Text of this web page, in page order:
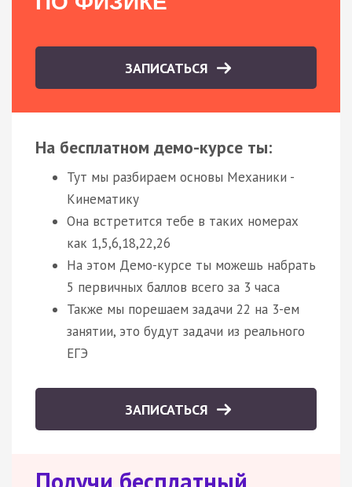
ЗАПИСАТЬСЯ
На бесплатном демо-курсе ты:
Тут мы разбираем основы Механики -
Кинематику
Она встретится тебе в таких номерах
как 1,5,6,18,22,26
На этом Демо-курсе ты можешь набрать
5 первичных баллов всего за 3 часа
Также мы порешаем задачи 22 на 3-ем
занятии, это будут задачи из реального
ЕГЭ
ЗАПИСАТЬСЯ